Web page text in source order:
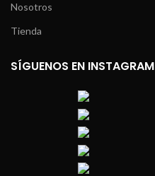
Nosotros
Tienda
SÍGUENOS EN INSTAGRAM